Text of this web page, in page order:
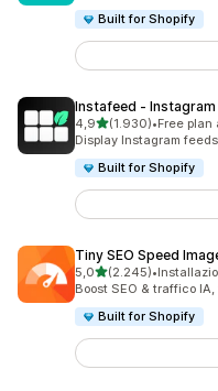
Built for Shopify
Instafeed ‑ Instagram
4,9stelle su 5
(1.930)
1930 recensioni totali
•Free plan
Display Instagram
Built for Shopify
Tiny SEO Speed
5,0stelle su 5
(2.245)
2245 recensioni totali
•
Boost SEO & traffico
Built for Shopify